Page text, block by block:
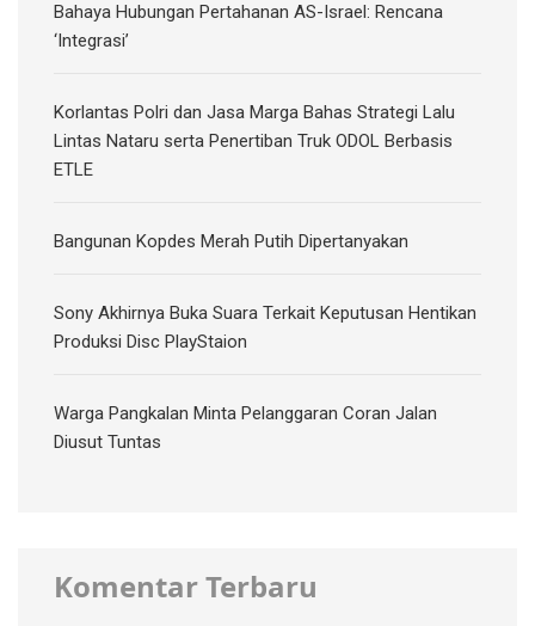
Bahaya Hubungan Pertahanan AS-Israel: Rencana
‘Integrasi’
Korlantas Polri dan Jasa Marga Bahas Strategi Lalu
Lintas Nataru serta Penertiban Truk ODOL Berbasis
ETLE
Bangunan Kopdes Merah Putih Dipertanyakan
Sony Akhirnya Buka Suara Terkait Keputusan Hentikan
Produksi Disc PlayStaion
Warga Pangkalan Minta Pelanggaran Coran Jalan
Diusut Tuntas
Komentar Terbaru